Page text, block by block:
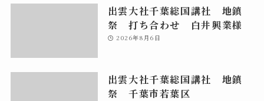
出雲大社千葉総国講社 地鎮
祭 打ち合わせ 白井興業様
2026年8月6日
出雲大社千葉総国講社 地鎮
祭 千葉市若葉区